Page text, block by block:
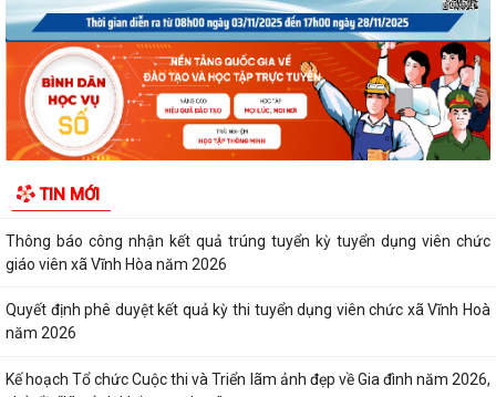
TIN MỚI
Quyết định công bố Người phát ngôn xã Vĩnh Hoà
Thông báo đấu giá Quyền sử dụng đất tại thôn Xuân Hùng ( cũ), xã
Vĩnh Hòa, thành phố Hải Phòng.
VI PHẠM HÀNH CHÍNH TRONG LĨNH VỰC ĐẦU TƯ KINH DOANH
Thông báo công nhận kết quả trúng tuyển kỳ tuyển dụng viên chức
giáo viên xã Vĩnh Hòa năm 2026
Quyết định phê duyệt kết quả kỳ thi tuyển dụng viên chức xã Vĩnh Hoà
năm 2026
chủ đề: “Khoảnh khắc sum họp”...